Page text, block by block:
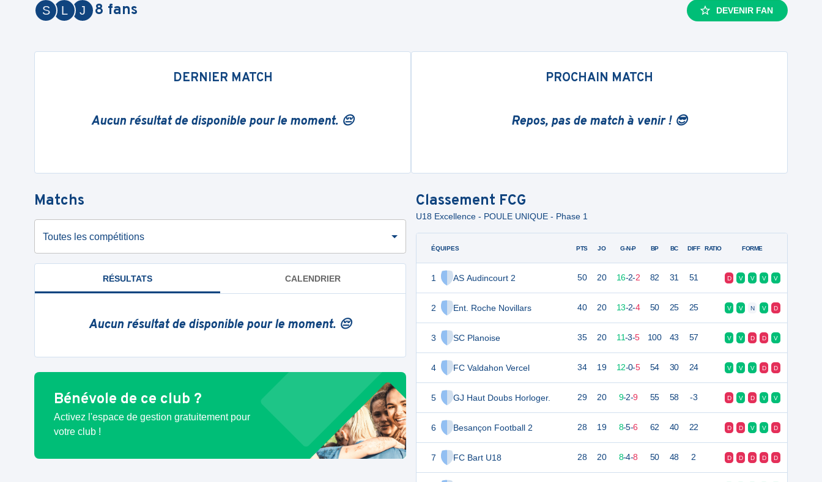
J
L
S 8 fans DEVENIR FAN
DERNIER MATCH
Aucun résultat de disponible pour le moment. 😔
PROCHAIN MATCH
Repos, pas de match à venir ! 😎
Matchs
Toutes les compétitions
RÉSULTATS CALENDRIER
Aucun résultat de disponible pour le moment. 😔
Bénévole de ce club ?
Activez l'espace de gestion gratuitement pour
votre club !
Classement FCG
U18 Excellence - POULE UNIQUE - Phase 1
ÉQUIPES
1 AS Audincourt 2
2 Ent. Roche Novillars
3 SC Planoise
4 FC Valdahon Vercel
5 GJ Haut Doubs Horloger.
6 Besançon Football 2
7 FC Bart U18
PTS JO G-N-P BP BC DIFF RATIO FORME
50 20 16-2-2 82 31 51 D V V V V
40 20 13-2-4 50 25 25 V V N V D
35 20 11-3-5 100 43 57 V V D D V
34 19 12-0-5 54 30 24 V V V D D
29 20 9-2-9 55 58 -3 D V D V V
28 19 8-5-6 62 40 22 D D V V D
28 20 8-4-8 50 48 2 D D D D D